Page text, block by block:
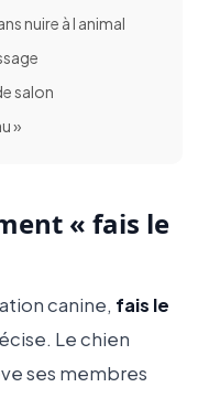
nuire à l animal
salon
»
« fais le
canine, fais le
Le chien
ses membres